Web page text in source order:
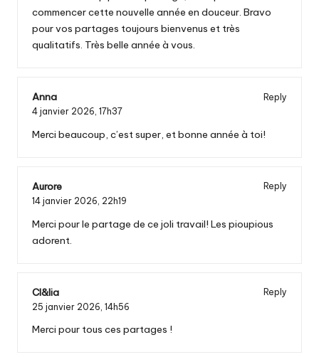
commencer cette nouvelle année en douceur. Bravo
pour vos partages toujours bienvenus et très
qualitatifs. Très belle année à vous.
Anna
Reply
4 janvier 2026, 17h37
Merci beaucoup, c’est super, et bonne année à toi!
Aurore
Reply
14 janvier 2026, 22h19
Merci pour le partage de ce joli travail! Les pioupious
adorent.
Cl&lia
Reply
25 janvier 2026, 14h56
Merci pour tous ces partages !